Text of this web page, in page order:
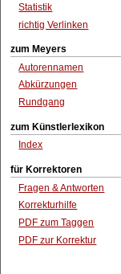
Statistik
richtig Verlinken
zum Meyers
Autorennamen
Abkürzungen
Rundgang
zum Künstlerlexikon
Index
für Korrektoren
Fragen & Antworten
Korrekturhilfe
PDF zum Taggen
PDF zur Korrektur